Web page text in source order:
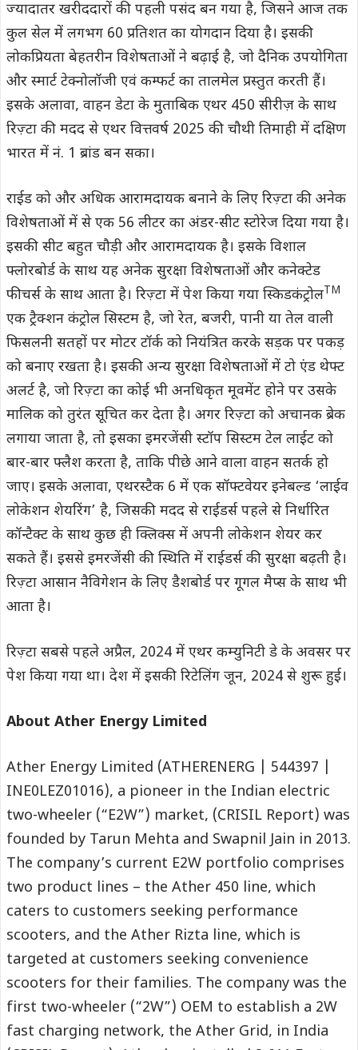
ज्यादातर खरीददारों की पहली पसंद बन गया है, जिसने आज तक
कुल सेल में लगभग 60 प्रतिशत का योगदान दिया है। इसकी
लोकप्रियता बेहतरीन विशेषताओं ने बढ़ाई है, जो दैनिक उपयोगिता
और स्मार्ट टेक्नोलॉजी एवं कम्फर्ट का तालमेल प्रस्तुत करती हैं।
इसके अलावा, वाहन डेटा के मुताबिक एथर 450 सीरीज़ के साथ
रिज़्टा की मदद से एथर वित्तवर्ष 2025 की चौथी तिमाही में दक्षिण
भारत में नं. 1 ब्रांड बन सका।
राईड को और अधिक आरामदायक बनाने के लिए रिज़्टा की अनेक
विशेषताओं में से एक 56 लीटर का अंडर-सीट स्टोरेज दिया गया है।
इसकी सीट बहुत चौड़ी और आरामदायक है। इसके विशाल
फ्लोरबोर्ड के साथ यह अनेक सुरक्षा विशेषताओं और कनेक्टेड
फीचर्स के साथ आता है। रिज़्टा में पेश किया गया स्किडकंट्रोलTM
एक ट्रैक्शन कंट्रोल सिस्टम है, जो रेत, बजरी, पानी या तेल वाली
फिसलनी सतहों पर मोटर टॉर्क को नियंत्रित करके सड़क पर पकड़
को बनाए रखता है। इसकी अन्य सुरक्षा विशेषताओं में टो एंड थेफ्ट
अलर्ट है, जो रिज़्टा का कोई भी अनधिकृत मूवमेंट होने पर उसके
मालिक को तुरंत सूचित कर देता है। अगर रिज़्टा को अचानक ब्रेक
लगाया जाता है, तो इसका इमरजेंसी स्टॉप सिस्टम टेल लाईट को
बार-बार फ्लैश करता है, ताकि पीछे आने वाला वाहन सतर्क हो
जाए। इसके अलावा, एथरस्टैक 6 में एक सॉफ्टवेयर इनेबल्ड ‘लाईव
लोकेशन शेयरिंग’ है, जिसकी मदद से राईडर्स पहले से निर्धारित
कॉन्टैक्ट के साथ कुछ ही क्लिक्स में अपनी लोकेशन शेयर कर
सकते हैं। इससे इमरजेंसी की स्थिति में राईडर्स की सुरक्षा बढ़ती है।
रिज़्टा आसान नैविगेशन के लिए डैशबोर्ड पर गूगल मैप्स के साथ भी
आता है।
रिज़्टा सबसे पहले अप्रैल, 2024 में एथर कम्युनिटी डे के अवसर पर
पेश किया गया था। देश में इसकी रिटेलिंग जून, 2024 से शुरू हुई।
About Ather Energy Limited
Ather Energy Limited (ATHERENERG | 544397 |
INE0LEZ01016), a pioneer in the Indian electric
two-wheeler (“E2W”) market, (CRISIL Report) was
founded by Tarun Mehta and Swapnil Jain in 2013.
The company’s current E2W portfolio comprises
two product lines – the Ather 450 line, which
caters to customers seeking performance
scooters, and the Ather Rizta line, which is
targeted at customers seeking convenience
scooters for their families. The company was the
first two-wheeler (“2W”) OEM to establish a 2W
fast charging network, the Ather Grid, in India